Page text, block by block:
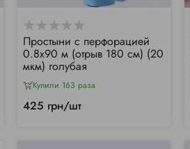
Простыни с перфорацией
0.8х90 м (отрыв 180 см) (20
мкм) голубая
Купили 163 раза
425 грн/шт